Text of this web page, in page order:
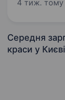
4 тиж. тому
Середня
краси у Києві